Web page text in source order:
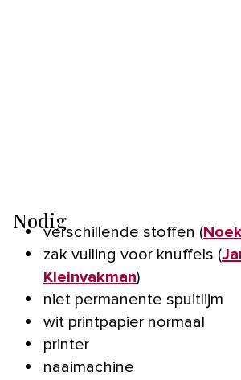
Nodigverschillende stoffen (
zak vulling voor knuffels (
Kleinvakman)
niet permanente spuitlijm
wit printpapier normaal
printer
naaimachine